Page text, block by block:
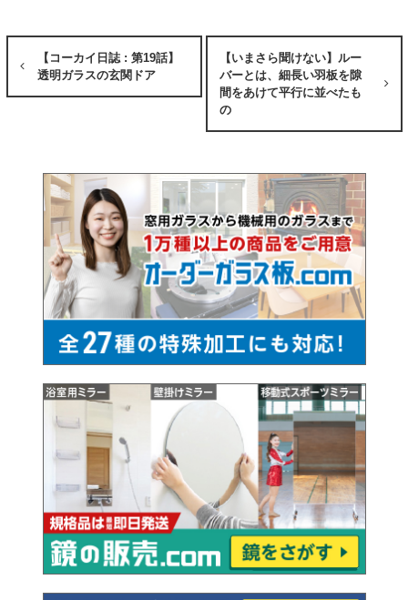
【コーカイ日誌 : 第19話】
透明ガラスの玄関ドア
【いまさら聞けない】ルー
バーとは、細長い羽板を隙
間をあけて平行に並べたも
の